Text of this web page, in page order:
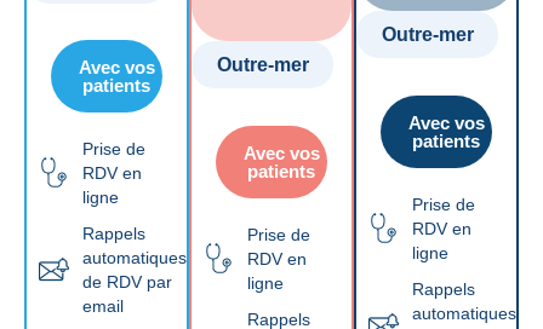
Avec vos
patients
Prise de
RDV en
ligne
Rappels
automatiques
de RDV par
email
Outre-mer
Avec vos
patients
Prise de
RDV en
ligne
Rappels
Outre-mer
Avec vos
patients
Prise de
RDV en
ligne
Rappels
automatiques